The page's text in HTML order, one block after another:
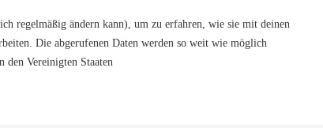
regelmäßig ändern kann), um zu erfahren, wie sie mit deinen
Die abgerufenen Daten werden so weit wie möglich
Vereinigten Staaten